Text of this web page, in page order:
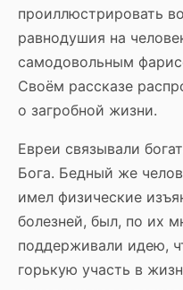
проиллюстрировать
равнодушия на
самодовольным
Своём рассказе
о загробной жизни.
Евреи связывали
Бога. Бедный же
имел физические
болезней, был, по их
поддерживали идею,
горькую участь в